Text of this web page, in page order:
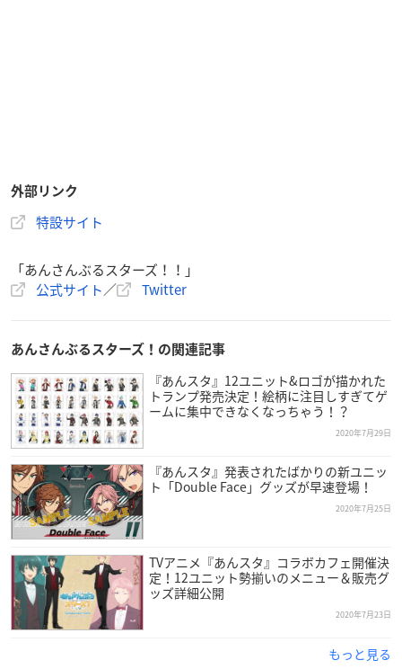
外部リンク
特設サイト
「あんさんぶるスターズ！！」
公式サイト／ Twitter
あんさんぶるスターズ！の関連記事
『あんスタ』12ユニット&ロゴが描かれた
トランプ発売決定！絵柄に注目しすぎてゲ
ームに集中できなくなっちゃう！？
2020年7月29日
『あんスタ』発表されたばかりの新ユニッ
ト「Double Face」グッズが早速登場！
2020年7月25日
TVアニメ『あんスタ』コラボカフェ開催決
定！12ユニット勢揃いのメニュー＆販売グ
ッズ詳細公開
2020年7月23日
もっと見る